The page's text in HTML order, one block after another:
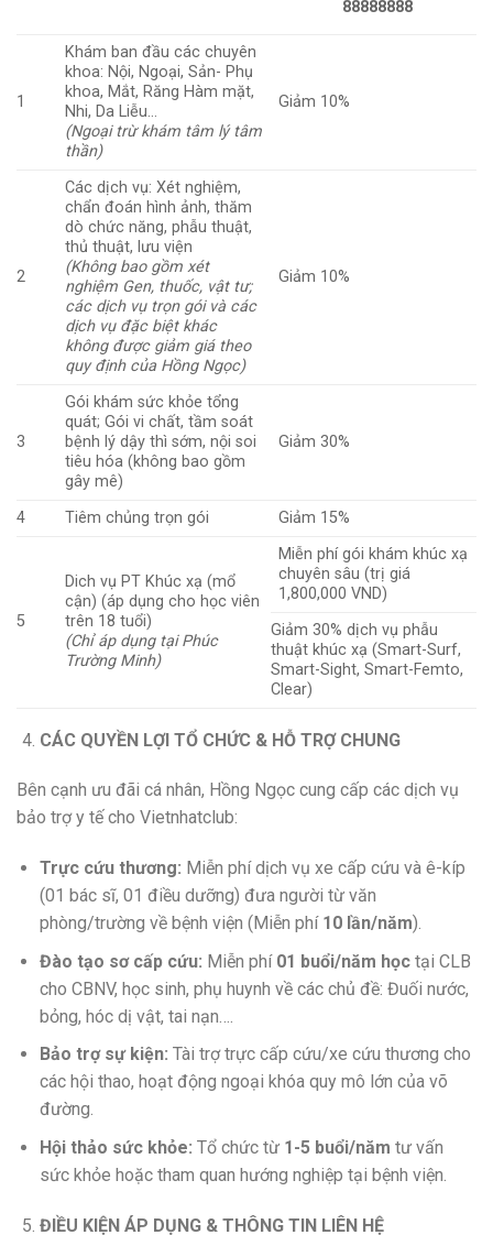
88888888
1
Khám ban đầu các chuyên
khoa: Nội, Ngoại, Sản- Phụ
khoa, Mắt, Răng Hàm mặt,
Nhi, Da Liễu…
(Ngoại trừ khám tâm lý tâm
thần)
Giảm 10%
2
Các dịch vụ: Xét nghiệm,
chẩn đoán hình ảnh, thăm
dò chức năng, phẫu thuật,
thủ thuật, lưu viện
(Không bao gồm xét
nghiệm Gen, thuốc, vật tư;
các dịch vụ trọn gói và các
dịch vụ đặc biệt khác
không được giảm giá theo
quy định của Hồng Ngọc)
Giảm 10%
3
Gói khám sức khỏe tổng
quát; Gói vi chất, tầm soát
bệnh lý dậy thì sớm, nội soi
tiêu hóa (không bao gồm
gây mê)
Giảm 30%
4 Tiêm chủng trọn gói Giảm 15%
5
Dich vụ PT Khúc xạ (mổ
cận) (áp dụng cho học viên
trên 18 tuổi)
(Chỉ áp dụng tại Phúc
Trường Minh)
Miễn phí gói khám khúc xạ
chuyên sâu (trị giá
1,800,000 VND)
Giảm 30% dịch vụ phẫu
thuật khúc xạ (Smart-Surf,
Smart-Sight, Smart-Femto,
Clear)
CÁC QUYỀN LỢI TỔ CHỨC & HỖ TRỢ CHUNG
Bên cạnh ưu đãi cá nhân, Hồng Ngọc cung cấp các dịch vụ
bảo trợ y tế cho Vietnhatclub:
Trực cứu thương: Miễn phí dịch vụ xe cấp cứu và ê-kíp
(01 bác sĩ, 01 điều dưỡng) đưa người từ văn
phòng/trường về bệnh viện (Miễn phí 10 lần/năm).
Đào tạo sơ cấp cứu: Miễn phí 01 buổi/năm họctại CLB
cho CBNV, học sinh, phụ huynh về các chủ đề: Đuối nước,
bỏng, hóc dị vật, tai nạn….
Bảo trợ sự kiện: Tài trợ trực cấp cứu/xe cứu thương cho
các hội thao, hoạt động ngoại khóa quy mô lớn của võ
đường.
Hội thảo sức khỏe: Tổ chức từ 1-5 buổi/năm tư vấn
sức khỏe hoặc tham quan hướng nghiệp tại bệnh viện.
ĐIỀU KIỆN ÁP DỤNG & THÔNG TIN LIÊN HỆ